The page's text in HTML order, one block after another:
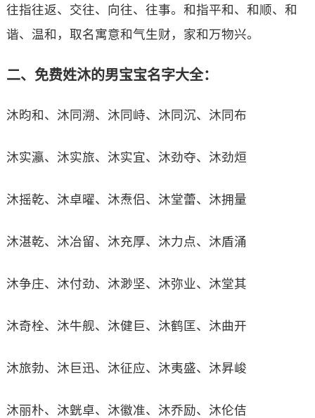
往指往返、交往、向往、往事。和指平和、和顺、和
谐、温和，取名寓意和气生财，家和万物兴。
二、免费姓沐的男宝宝名字大全：
沐昀和、沐同溯、沐同峙、沐同沉、沐同布
沐实瀛、沐实旅、沐实宜、沐劲夺、沐劲烜
沐摇乾、沐卓曜、沐焘侣、沐堂蕾、沐拥量
沐湛乾、沐冶留、沐充厚、沐力点、沐盾涌
沐争庄、沐付劲、沐渺坚、沐弥业、沐堂其
沐奇栓、沐牛舰、沐健巨、沐鹤匡、沐曲开
沐旅勃、沐巨迅、沐征应、沐夷盛、沐昇峻
沐丽朴、沐皝卓、沐徽准、沐乔励、沐伦佶